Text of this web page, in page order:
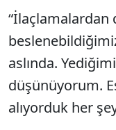
“İlaçlamalardan
aslında.
düşünüyorum.
alıyorduk her